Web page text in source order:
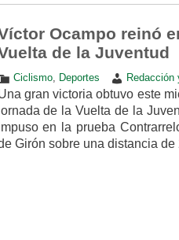
Ocampo reinó
de la Juventud
Ciclismo, Deportes
gran victoria obtuvo este
de la Vuelta de la
en la prueba
Girón sobre una distancia de